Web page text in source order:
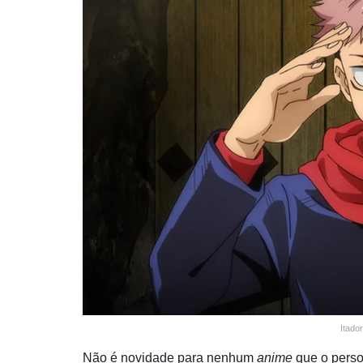
Não é novidade para nenhum anime que o